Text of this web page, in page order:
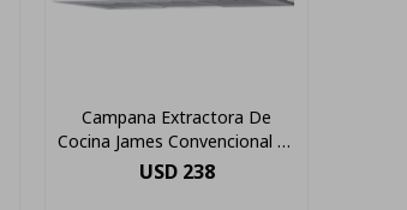
Campana Extractora De
Cocina James Convencional 90
Inox Color Gris
USD 238